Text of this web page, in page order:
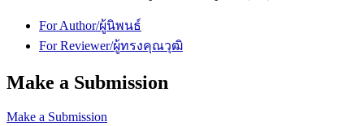
For Author/ผู้นิพนธ์
For Reviewer/ผู้ทรงคุณวุฒิ
Make a Submission
Make a Submission